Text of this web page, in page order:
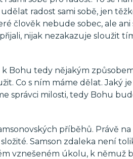
radost sami sobě, jen
člověk nebude sobec, ale ani
nijak nezakazuje sloužit
Bohu tedy nějakým
Co s ním máme dělat. Jaký
správci milosti, tedy Bohu
příběhů. Právě na
Samson zdaleka není
vznešeném úkolu, k němuž